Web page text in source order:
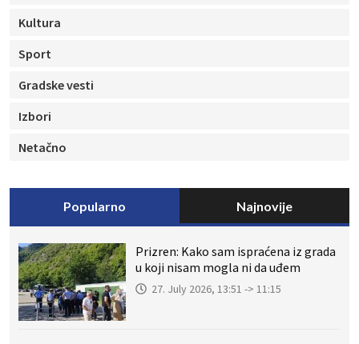
Kultura
Sport
Gradske vesti
Izbori
Netačno
Popularno Najnovije
Prizren: Kako sam ispraćena iz grada
u koji nisam mogla ni da uđem
27. July 2026, 13:51 -> 11:15